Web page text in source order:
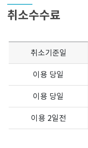
취소수수료
취소기준일
이용 당일
이용 당일
이용 2일전